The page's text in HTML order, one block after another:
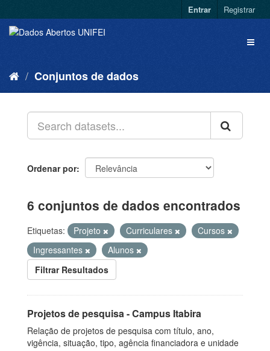
Entrar Registrar
Conjuntos de dados
Ordenar por
6 conjuntos de dados encontrados
Etiquetas: Projeto Curriculares
Cursos
Ingressantes
Alunos
Filtrar Resultados
Projetos de pesquisa - Campus Itabira
Relação de projetos de pesquisa com título, ano,
vigência, situação, tipo, agência financiadora e unidade